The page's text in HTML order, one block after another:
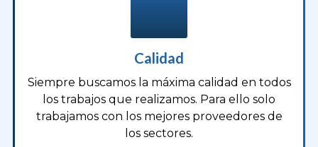
Calidad
Siempre buscamos la máxima calidad en todos
los trabajos que realizamos. Para ello solo
trabajamos con los mejores proveedores de
los sectores.